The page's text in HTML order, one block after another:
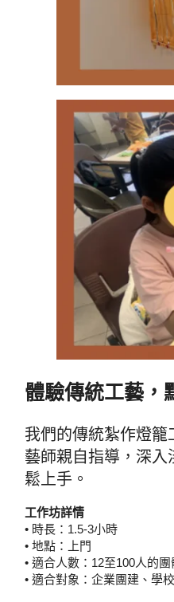
體驗傳統工藝，
我們的傳統紮作燈籠
藝師親自指導，深入
鬆上手。
工作坊詳情
• 時長：1.5-3小時
• 地點：上門
• 適合人數：12至100人的團
• 適合對象：企業團建、學